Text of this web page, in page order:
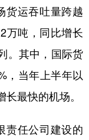
重庆
西藏
宁夏
运吞吐量跨越
万吨，同比增长
。其中，国际货
，当年上半年以
最快的机场。
任公司建设的